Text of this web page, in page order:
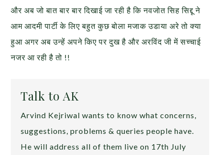
और अब जो बात बार बार दिखाई जा रही है कि नवजोत सिह सिद्दू ने
आम आदमी पार्टी के लिए बहुत कुछ बोला मजाक उडाया अरे तो क्या
हुआ अगर अब उन्हें अपने किए पर दुख है और अरविंद जी में सच्चाई
नजर आ रही है तो !!
Talk to AK
Arvind Kejriwal wants to know what concerns,
suggestions, problems & queries people have.
He will address all of them live on 17th July